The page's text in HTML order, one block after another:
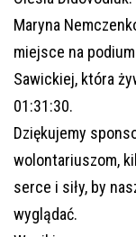
Maryna
miejsce na
Sawickiej, która
01:31:30.
Dziękujemy
wolontariuszom,
serce i siły, by
wyglądać.